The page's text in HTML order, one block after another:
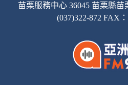
苗栗服務中心 36045 苗栗縣苗
(037)322-872 FAX